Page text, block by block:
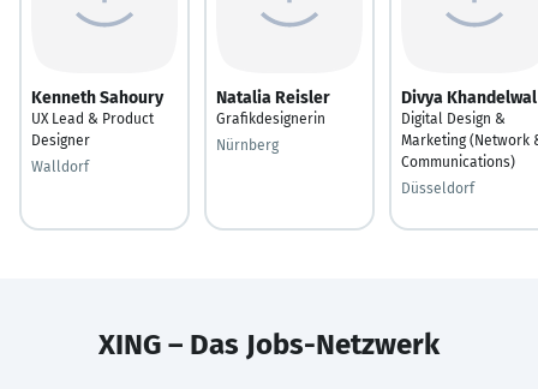
Kenneth Sahoury
UX Lead & Product
Designer
Walldorf
Natalia Reisler
Grafikdesignerin
Nürnberg
Divya Khandelwal
Digital Design &
Marketing (Network
Communications)
Düsseldorf
XING – Das Jobs-Netzwerk